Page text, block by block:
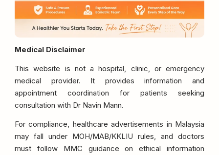
Medical Disclaimer
This website is not a hospital, clinic, or emergency
medical provider. It provides information and
appointment coordination for patients seeking
consultation with Dr Navin Mann.
For compliance, healthcare advertisements in Malaysia
may fall under MOH/MAB/KKLIU rules, and doctors
must follow MMC guidance on ethical information